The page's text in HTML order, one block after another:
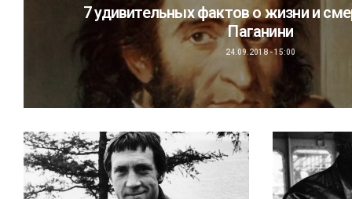
7 удивительных фактов о жизни и
Паганини
24.09.2018 - 15:00
ТРАДИЦИИ И ОБЫЧАИ
Сексуальные традиции
славян: блудливая Русь
20.08.2016 - 23:00